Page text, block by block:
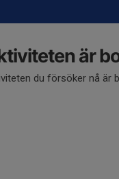
är
du försöker nå är